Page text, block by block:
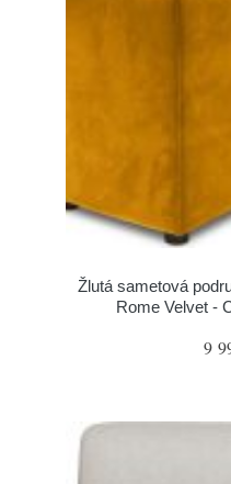
Žlutá sametová
Rome Velvet -
9